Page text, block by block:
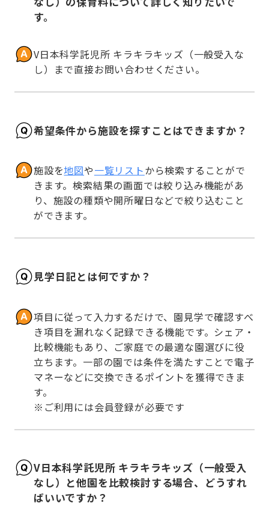
す。
V日本科学託児所 キラキラキッズ（一般受入な
し）まで直接お問い合わせください。
希望条件から施設を探すことはできますか？
施設を地図や一覧リストから検索することがで
きます。検索結果の画面では絞り込み機能があ
り、施設の種類や開所曜日などで絞り込むこと
ができます。
見学日記とは何ですか？
項目に従って入力するだけで、園見学で確認すべ
き項目を漏れなく記録できる機能です。シェア・
比較機能もあり、ご家庭での最適な園選びに役
立ちます。一部の園では条件を満たすことで電子
マネーなどに交換できるポイントを獲得できま
す。
※ご利用には会員登録が必要です
V日本科学託児所 キラキラキッズ（一般受入
なし）と他園を比較検討する場合、どうすれ
ばいいですか？